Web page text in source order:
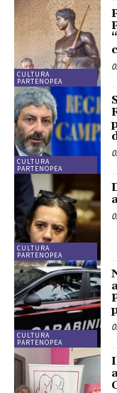
CULTURA
PARTENOPEA
CULTURA
PARTENOPEA
CULTURA
PARTENOPEA
CULTURA
PARTENOPEA